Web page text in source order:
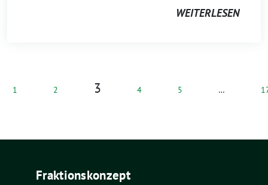
WEITERLESEN
1 2 3 4 5 …
Fraktionskonzept